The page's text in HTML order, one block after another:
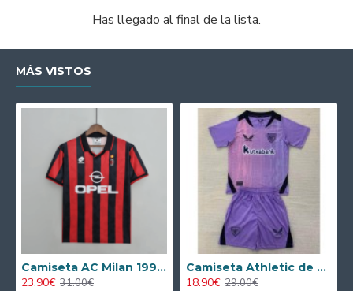
Has llegado al final de la lista.
MÁS VISTOS
Camiseta AC Milan 1995/1996 Local Retro
23.90€ 31.00€
Camiseta Athletic de Bilbao 2024/2025 Alternativo Niño Kit
18.90€ 29.00€